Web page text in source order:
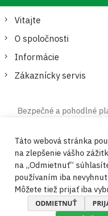
Vitajte
O spoločnosti
Informácie
Zákaznícky servis
Bezpečné a pohodlné
© 2019-2026
Táto webová stránka
na zlepšenie vášho
na „Odmietnuť“
používaním iba
Môžete tiež prijať iba
ODMIETNUŤ